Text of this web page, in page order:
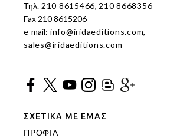
Τηλ. 210 8615466, 210 8668356
Fax 210 8615206
e-mail: info@iridaeditions.com,
sales@iridaeditions.com
ΣΧΕΤΙΚΑ ΜΕ ΕΜΑΣ
ΠΡΟΦΙΛ